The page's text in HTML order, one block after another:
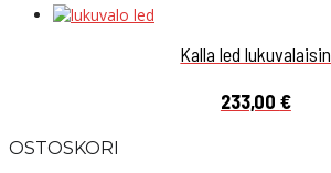
Kalla led lukuvalaisin
233,00 €
OSTOSKORI